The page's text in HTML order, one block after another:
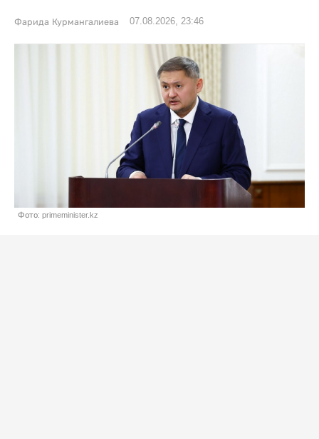
Фарида Курмангалиева 07.08.2026, 23:46
Фото: primeminister.kz